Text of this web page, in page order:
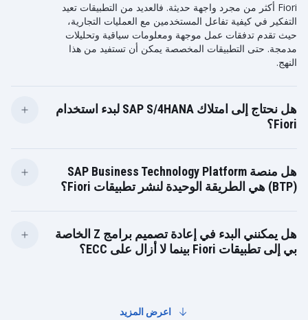
Fiori أكثر من مجرد واجهة حديثة. فالعديد من التطبيقات تعيد
التفكير في كيفية تفاعل المستخدمين مع العمليات التجارية،
حيث تقدم تدفقات عمل موجهة ومعلومات سياقية وتحليلات
مدمجة. حتى التطبيقات المخصصة يمكن أن تستفيد من هذا
النهج.
هل نحتاج إلى امتلاك SAP S/4HANA لبدء استخدام
Fiori؟
S/4HANA، يمكن تمكين العديد من تطبيقات Fiori والتطورات
المخصصة على أنظمة ECC باستخدام خدمات Gateway
هل منصة SAP Business Technology Platform
(BTP) هي الطريقة الوحيدة لنشر تطبيقات Fiori؟
في نظام ECC أو S/4HANA المحلي الحالي. بينما يوفر نظام
SAP BTP قابلية توسّع محسّنة وإدارة دورة الحياة، يمكن أيضًا
هل يمكنني البدء في إعادة تصميم برامج Z الخاصة
بي إلى تطبيقات Fiori بينما لا أزال على ECC؟
SAPUI5. يساعد ذلك على تبسيط واجهات المستخدم، وتحسين
اعرض المزيد